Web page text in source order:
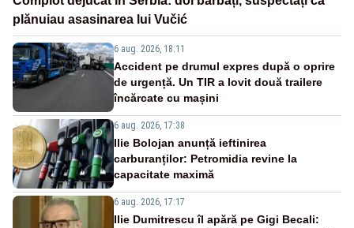
plănuiau asasinarea lui Vučić
6 aug. 2026, 18:11
Accident pe drumul expres după o oprire
de urgență. Un TIR a lovit două trailere
încărcate cu mașini
6 aug. 2026, 17:38
Ilie Bolojan anunță ieftinirea
carburanților: Petromidia revine la
capacitate maximă
6 aug. 2026, 17:17
Ilie Dumitrescu îl apără pe Gigi Becali: